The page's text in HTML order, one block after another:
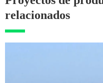
relacionados